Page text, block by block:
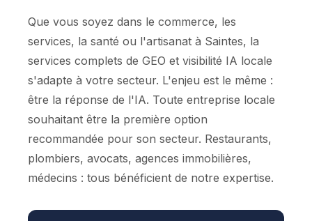
Que vous soyez dans le commerce, les
services, la santé ou l'artisanat à Saintes, la
services complets de GEO et visibilité IA locale
s'adapte à votre secteur. L'enjeu est le même :
être la réponse de l'IA. Toute entreprise locale
souhaitant être la première option
recommandée pour son secteur. Restaurants,
plombiers, avocats, agences immobilières,
médecins : tous bénéficient de notre expertise.